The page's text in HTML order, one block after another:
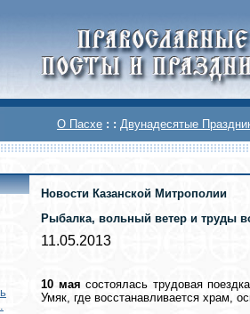
О Пасхе : : Двунадесятые
Новости Казанской Митрополии
Рыбалка, вольный ветер и труды
11.05.2013
10 маясостоялась трудовая
Умяк, где восстанавливается храм,